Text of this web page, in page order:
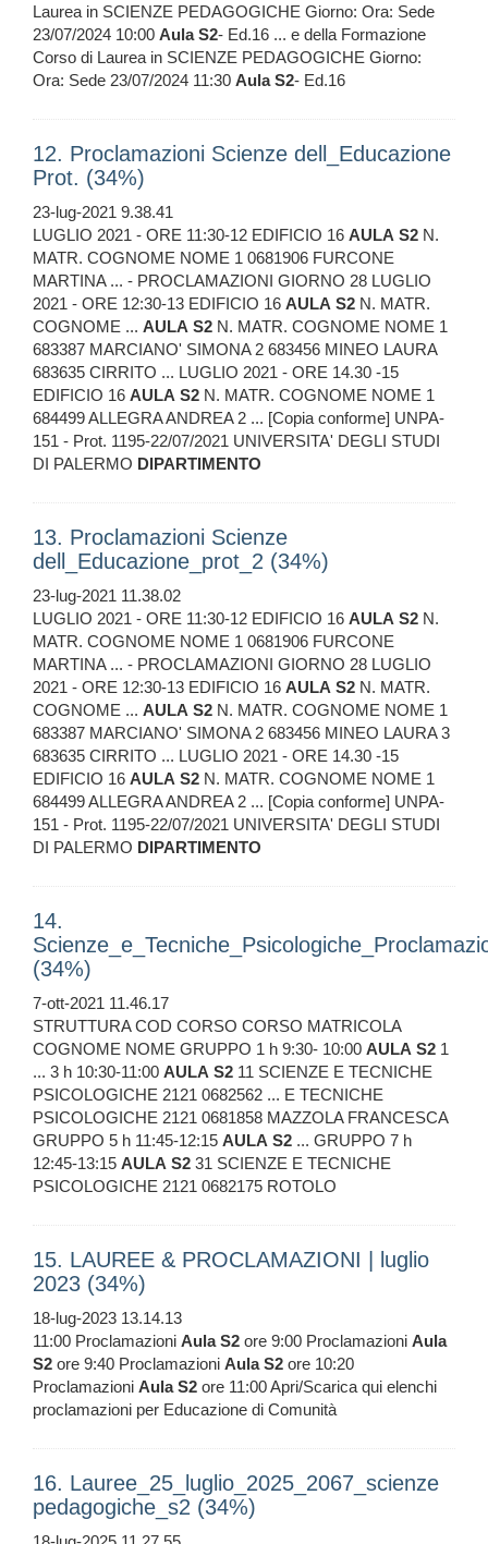
Laurea in SCIENZE PEDAGOGICHE Giorno: Ora: Sede
23/07/2024 10:00 Aula S2- Ed.16 ... e della Formazione
Corso di Laurea in SCIENZE PEDAGOGICHE Giorno:
Ora: Sede 23/07/2024 11:30 Aula S2- Ed.16
12. Proclamazioni Scienze dell_Educazione
Prot. (34%)
23-lug-2021 9.38.41
LUGLIO 2021 - ORE 11:30-12 EDIFICIO 16 AULA S2 N.
MATR. COGNOME NOME 1 0681906 FURCONE
MARTINA ... - PROCLAMAZIONI GIORNO 28 LUGLIO
2021 - ORE 12:30-13 EDIFICIO 16 AULA S2 N. MATR.
COGNOME ... AULA S2 N. MATR. COGNOME NOME 1
683387 MARCIANO' SIMONA 2 683456 MINEO LAURA
683635 CIRRITO ... LUGLIO 2021 - ORE 14.30 -15
EDIFICIO 16 AULA S2 N. MATR. COGNOME NOME 1
684499 ALLEGRA ANDREA 2 ... [Copia conforme] UNPA-
151 - Prot. 1195-22/07/2021 UNIVERSITA' DEGLI STUDI
DI PALERMO DIPARTIMENTO
13. Proclamazioni Scienze
dell_Educazione_prot_2 (34%)
23-lug-2021 11.38.02
LUGLIO 2021 - ORE 11:30-12 EDIFICIO 16 AULA S2 N.
MATR. COGNOME NOME 1 0681906 FURCONE
MARTINA ... - PROCLAMAZIONI GIORNO 28 LUGLIO
2021 - ORE 12:30-13 EDIFICIO 16 AULA S2 N. MATR.
COGNOME ... AULA S2 N. MATR. COGNOME NOME 1
683387 MARCIANO' SIMONA 2 683456 MINEO LAURA 3
683635 CIRRITO ... LUGLIO 2021 - ORE 14.30 -15
EDIFICIO 16 AULA S2 N. MATR. COGNOME NOME 1
684499 ALLEGRA ANDREA 2 ... [Copia conforme] UNPA-
151 - Prot. 1195-22/07/2021 UNIVERSITA' DEGLI STUDI
DI PALERMO DIPARTIMENTO
14.
(34%)
7-ott-2021 11.46.17
STRUTTURA COD CORSO CORSO MATRICOLA
COGNOME NOME GRUPPO 1 h 9:30- 10:00 AULA S2 1
... 3 h 10:30-11:00 AULA S2 11 SCIENZE E TECNICHE
PSICOLOGICHE 2121 0682562 ... E TECNICHE
PSICOLOGICHE 2121 0681858 MAZZOLA FRANCESCA
GRUPPO 5 h 11:45-12:15 AULA S2 ... GRUPPO 7 h
12:45-13:15 AULA S2 31 SCIENZE E TECNICHE
PSICOLOGICHE 2121 0682175 ROTOLO
15. LAUREE & PROCLAMAZIONI | luglio
2023 (34%)
18-lug-2023 13.14.13
11:00 Proclamazioni Aula S2 ore 9:00 Proclamazioni Aula
S2 ore 9:40 Proclamazioni Aula S2 ore 10:20
Proclamazioni Aula S2 ore 11:00 Apri/Scarica qui elenchi
proclamazioni per Educazione di Comunità
16. Lauree_25_luglio_2025_2067_scienze
pedagogiche_s2 (34%)